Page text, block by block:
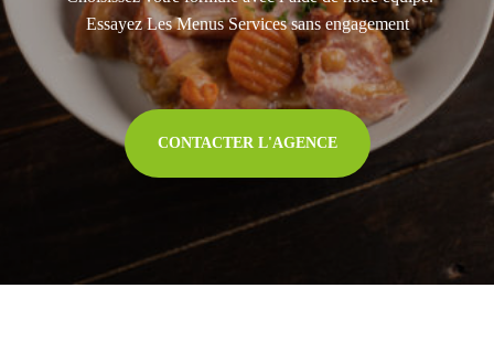
Essayez Les Menus Services sans engagement
CONTACTER L'AGENCE